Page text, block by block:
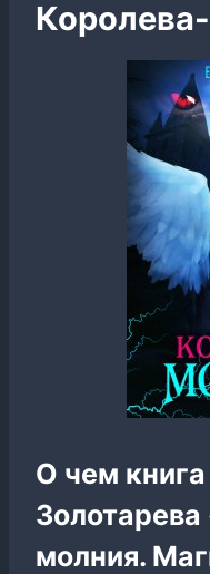
О чем
молния.